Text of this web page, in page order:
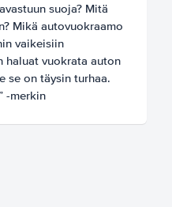
suoja? Mitä
Mikä autovuokraamo
vaikeisiin
haluat vuokrata auton
se on täysin turhaa.
-merkin